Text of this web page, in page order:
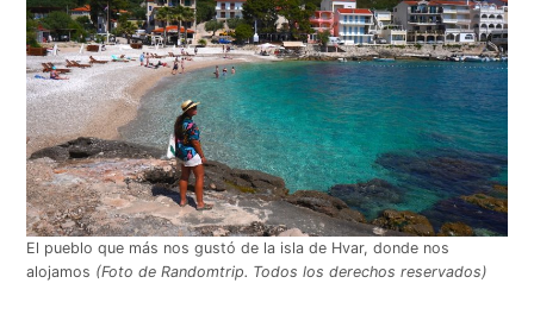
El pueblo que más nos gustó de la isla de Hvar, donde nos
alojamos (Foto de Randomtrip. Todos los derechos reservados)